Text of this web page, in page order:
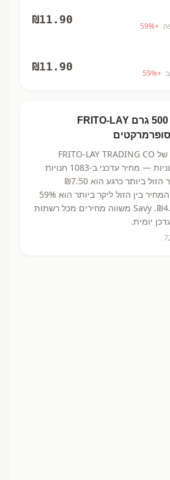
+
59%
₪11.90
+
59%
₪11.90
FRITO-LAY
של FRITO-LAY TRADING CO
— מחיר עדכני ב-1083 חנויות
ביותר כרגע הוא ₪7.50
הפרש המחיר בין הזול ליקר ביותר הוא 59%
Savy משווה מחירים מכל רשתות
יומית.